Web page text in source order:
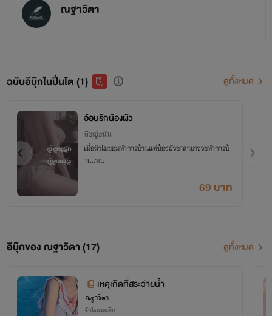
ณฐาวิตา
ฉบับอีบุ๊กในปิ่นโต (1) ดูทั้งหมด
อ้อนรักน้องผัว
พิชญ์ธนัน
เมื่อผัวไม่ยอมทำการบ้านแต่น้องผัวอาสามาช่วยทำการบ้
านแทน
69 บาท
อีบุ๊กของ ณฐาวิตา (17) ดูทั้งหมด
เหตุเกิดที่สระว่ายน้ำ
ณฐาวิตา
รักโรแมนติก